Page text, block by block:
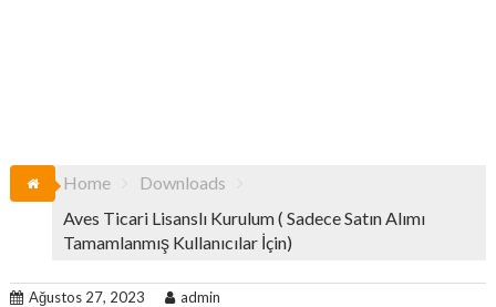
Home
Downloads
Aves Ticari Lisanslı Kurulum ( Sadece Satın Alımı
Tamamlanmış Kullanıcılar İçin)
Ağustos 27, 2023 admin